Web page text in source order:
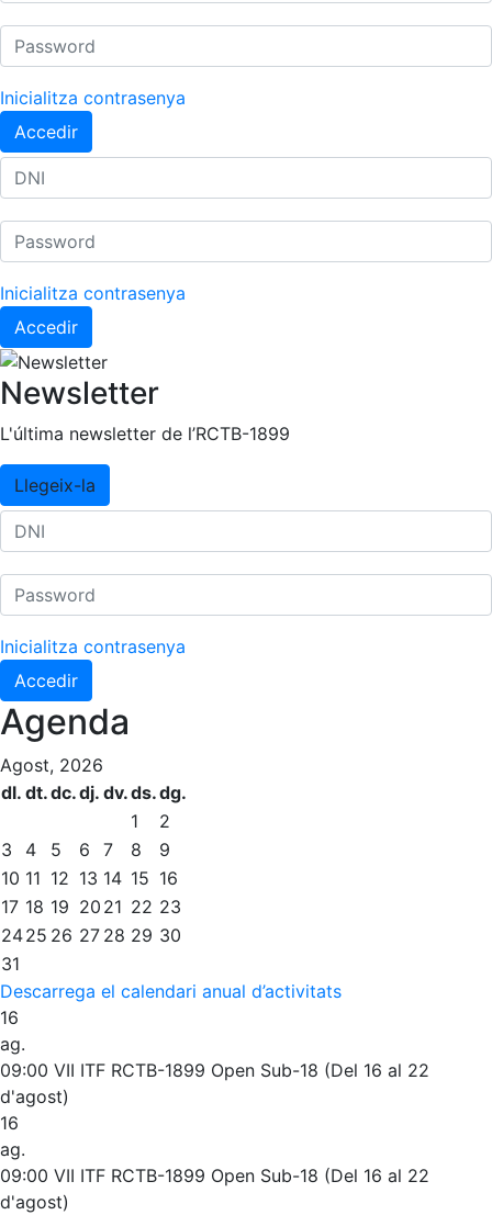
Inicialitza contrasenya
Accedir
Inicialitza contrasenya
Accedir
Newsletter
L'última newsletter de l’RCTB-1899
Llegeix-la
Inicialitza contrasenya
Accedir
Agenda
Agost, 2026
dl. dt.dc.dj. dv.ds.dg.
1
2
3
4 5 6 7 8
9
10 11 12 13 14 15 16
17 18 19 20 21 22 23
2425 26 27 28 29 30
31
Descarrega el calendari anual d’activitats
16
ag.
09:00 VII ITF RCTB-1899 Open Sub-18 (Del 16 al 22
d'agost)
16
ag.
09:00 VII ITF RCTB-1899 Open Sub-18 (Del 16 al 22
d'agost)